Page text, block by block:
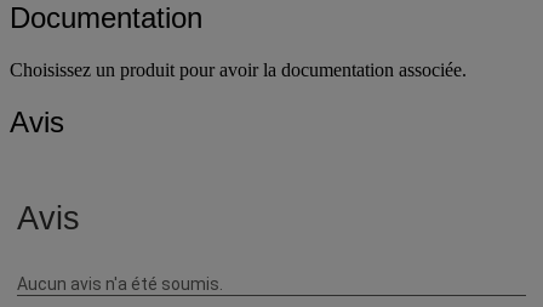
Documentation
Choisissez un produit pour avoir la documentation associée.
Avis